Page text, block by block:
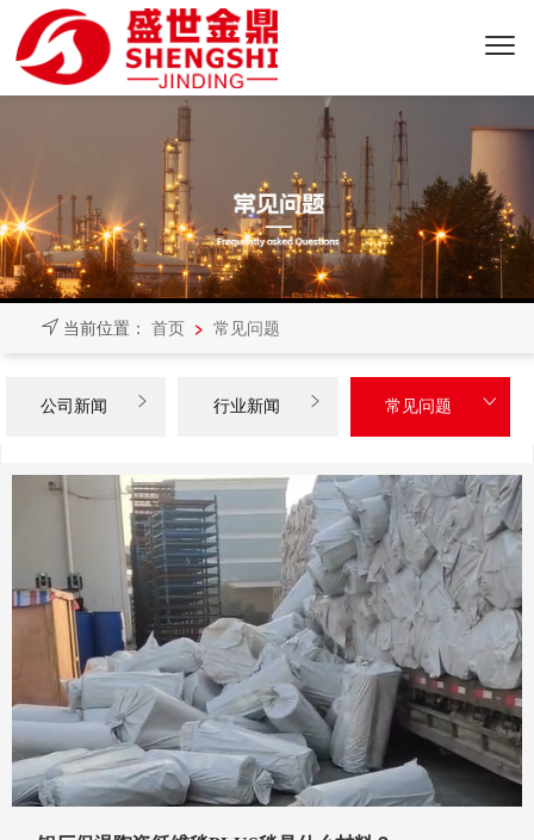
当前位置： 首页 > 常见问题
公司新闻  行业新闻  常见问题 